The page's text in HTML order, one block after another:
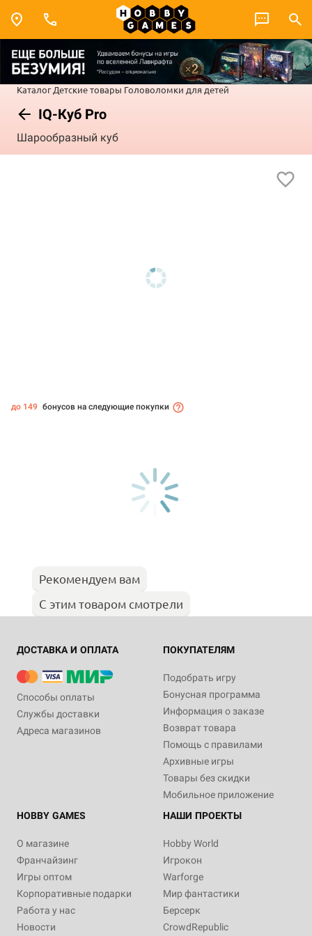
Каталог Детские товары Головоломки для детей
IQ-Куб Pro
Шарообразный куб
до 149 бонусов на следующие покупки
Рекомендуем вам
С этим товаром смотрели
ДОСТАВКА И ОПЛАТА
Способы оплаты
Службы доставки
Адреса магазинов
ПОКУПАТЕЛЯМ
Подобрать игру
Бонусная программа
Информация о заказе
Возврат товара
Помощь с правилами
Архивные игры
Товары без скидки
Мобильное приложение
HOBBY GAMES
О магазине
Франчайзинг
Игры оптом
Корпоративные подарки
Работа у нас
Новости
НАШИ ПРОЕКТЫ
Hobby World
Игрокон
Warforge
Мир фантастики
Берсерк
CrowdRepublic